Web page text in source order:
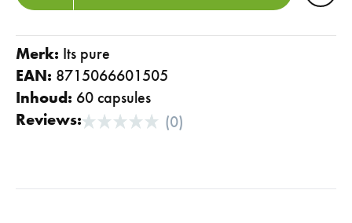
Merk: its pure
EAN: 8715066601505
Inhoud: 60 capsules
Reviews:
(0)